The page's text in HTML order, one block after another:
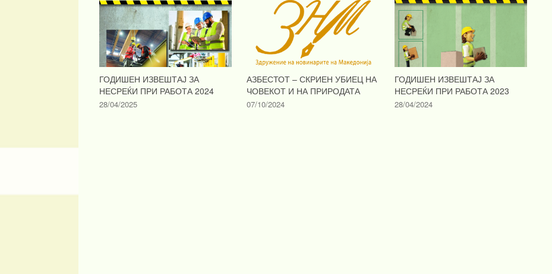
ГОДИШЕН ИЗВЕШТАЈ ЗА
НЕСРЕЌИ ПРИ РАБОТА 2024
28/04/2025
АЗБЕСТОТ – СКРИЕН УБИЕЦ НА
ЧОВЕКОТ И НА ПРИРОДАТА
07/10/2024
ГОДИШЕН ИЗВЕШТАЈ ЗА
НЕСРЕЌИ ПРИ РАБОТА 2023
28/04/2024